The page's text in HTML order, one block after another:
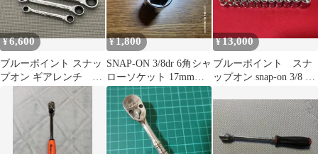
¥6,600
ブルーポイント スナッ
プオン ギアレンチ 両
¥1,800
SNAP-ON 3/8dr 6角シャ
ローソケット 17mm
FSM171
¥13,000
ブルーポイント スナ
ップオン snap-on 3/8 ソ